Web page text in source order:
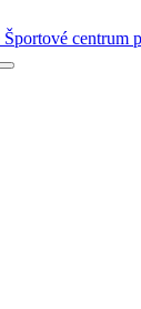
Športové centrum